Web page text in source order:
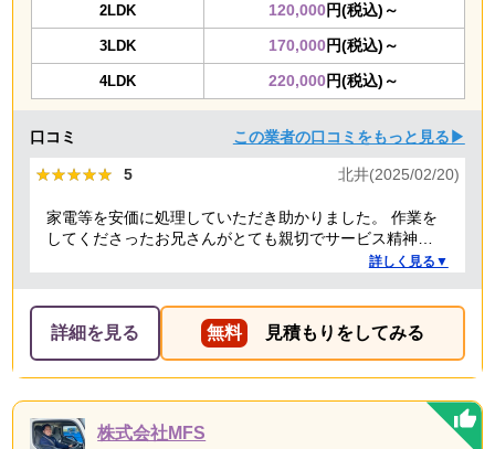
2LDK 120,000円(税込)～
3LDK 170,000円(税込)～
4LDK 220,000円(税込)～
口コミ この業者の口コミをもっと見る▶
★★★★★
★★★★★ 5 北井(2025/02/20)
家電等を安価に処理していただき助かりました。 作業を
してくださったお兄さんがとても親切でサービス精神溢
詳しく見る▼
詳細を見る 無料 見積もりをしてみる
株式会社MFS